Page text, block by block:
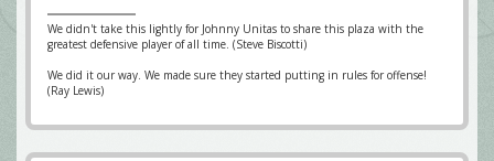
We didn't take this lightly for Johnny Unitas to share this plaza with the
greatest defensive player of all time. (Steve Biscotti)
We did it our way. We made sure they started putting in rules for offense!
(Ray Lewis)